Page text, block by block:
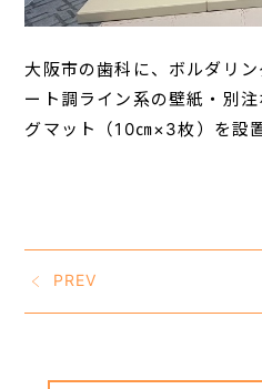
大阪市の歯科に、ボルダリ
ート調ライン系の壁紙・別
グマット（10㎝×3枚）を設
PREV